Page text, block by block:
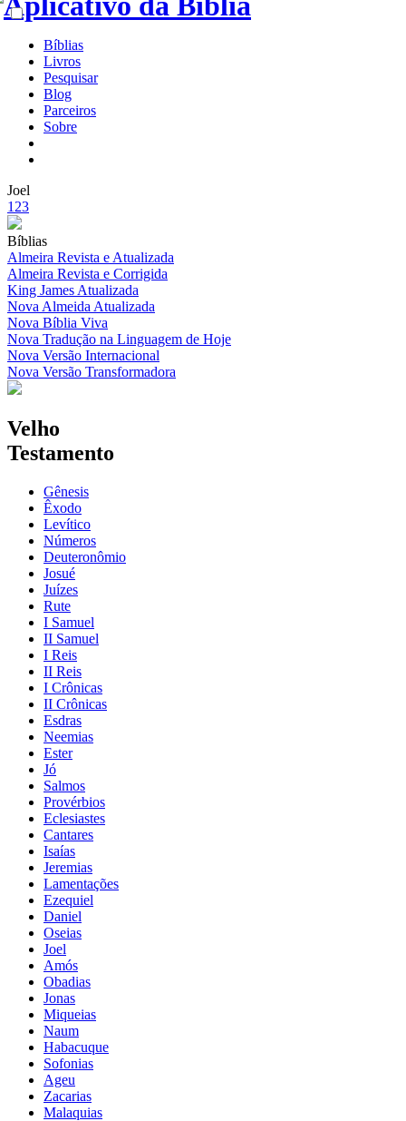
Bíblias
Livros
Pesquisar
Blog
Parceiros
Sobre
Joel
1 23
Bíblias
Almeira Revista e Atualizada
Almeira Revista e Corrigida
King James Atualizada
Nova Almeida Atualizada
Nova Bíblia Viva
Nova Tradução na Linguagem de Hoje
Nova Versão Internacional
Nova Versão Transformadora
Velho
Testamento
Gênesis
Êxodo
Levítico
Números
Deuteronômio
Josué
Juízes
Rute
I Samuel
II Samuel
I Reis
II Reis
I Crônicas
II Crônicas
Esdras
Neemias
Ester
Jó
Salmos
Provérbios
Eclesiastes
Cantares
Isaías
Jeremias
Lamentações
Ezequiel
Daniel
Oseias
Joel
Amós
Obadias
Jonas
Miqueias
Naum
Habacuque
Sofonias
Ageu
Zacarias
Malaquias